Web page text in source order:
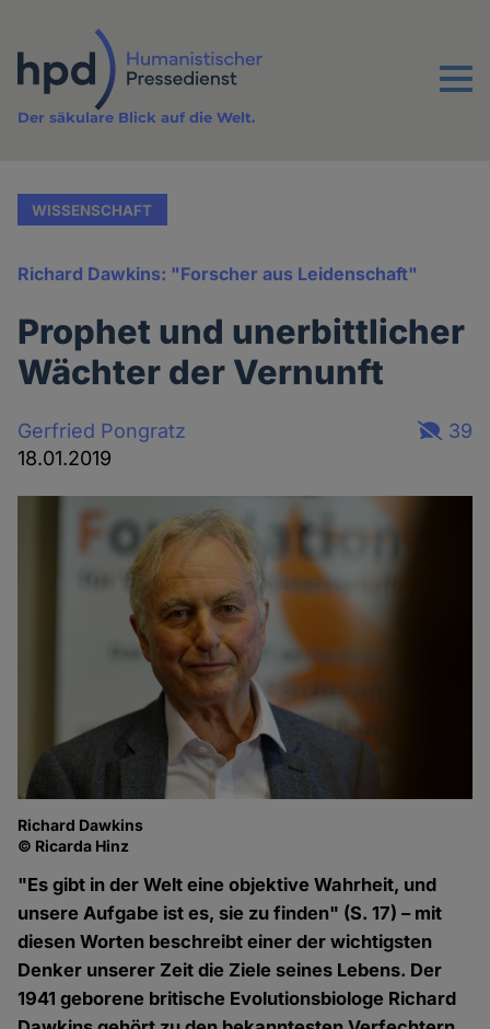
Inhalt
Menu
Der säkulare Blick auf die Welt.
WISSENSCHAFT
Richard Dawkins: "Forscher aus Leidenschaft"
Prophet und unerbittlicher
Wächter der Vernunft
Gerfried Pongratz
18.01.2019
39
Richard Dawkins
© Ricarda Hinz
"Es gibt in der Welt eine objektive Wahrheit, und
unsere Aufgabe ist es, sie zu finden" (S. 17) – mit
diesen Worten beschreibt einer der wichtigsten
Denker unserer Zeit die Ziele seines Lebens. Der
1941 geborene britische Evolutionsbiologe Richard